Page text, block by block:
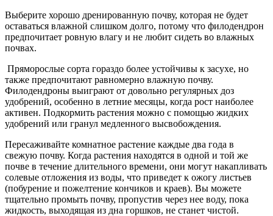
Выберите хорошо дренированную почву, которая не будет
оставаться влажной слишком долго, потому что филодендрон
предпочитает ровную влагу и не любит сидеть во влажных
почвах.
Пряморослые сорта гораздо более устойчивы к засухе, но
также предпочитают равномерно влажную почву.
Филодендроны выиграют от довольно регулярных доз
удобрений, особенно в летние месяцы, когда рост наиболее
активен. Подкормить растения можно с помощью жидких
удобрений или гранул медленного высвобождения.
Пересаживайте комнатное растение каждые два года в
свежую почву. Когда растения находятся в одной и той же
почве в течение длительного времени, они могут накапливать
солевые отложения из воды, что приведет к ожогу листьев
(побурение и пожелтение кончиков и краев). Вы можете
тщательно промыть почву, пропустив через нее воду, пока
жидкость, выходящая из дна горшков, не станет чистой.